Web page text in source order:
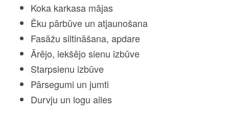
Koka karkasa mājas
Ēku pārbūve un atjaunošana
Fasāžu siltināšana, apdare
Ārējo, iekšējo sienu izbūve
Starpsienu izbūve
Pārsegumi un jumti
Durvju un logu ailes